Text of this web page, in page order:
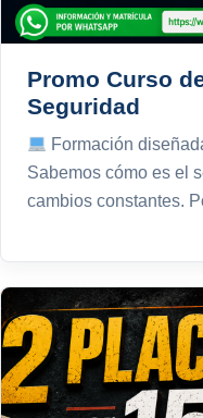
Promo Curso
Seguridad
Formación
Sabemos cómo es el
cambios constantes.